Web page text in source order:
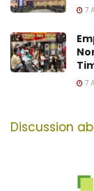
7
7
Discussion